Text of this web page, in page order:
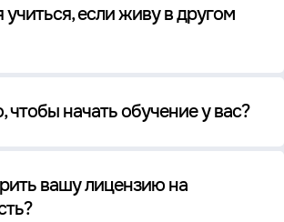
учиться, если живу в другом
чтобы начать обучение у вас?
вашу лицензию на